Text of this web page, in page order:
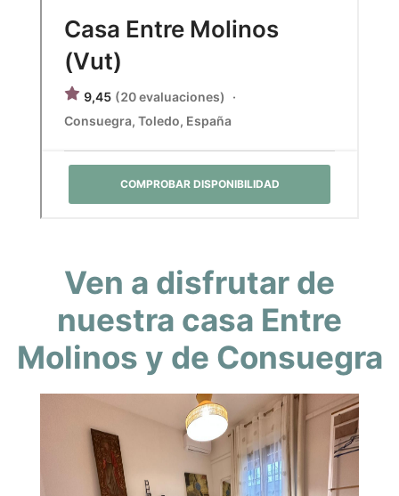
Ven a disfrutar de
nuestra casa Entre
Molinos y de Consuegra